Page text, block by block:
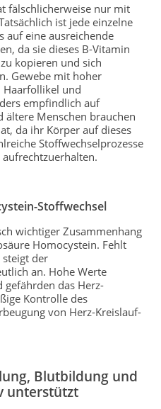
fälschlicherweise nur mit
ist jede einzelne
auf eine ausreichende
da sie dieses B-Vitamin
kopieren und sich
Gewebe mit hoher
Haarfollikel und
empfindlich auf
ältere Menschen brauchen
da ihr Körper auf dieses
Stoffwechselprozesse
Stoffwechsel
wichtiger Zusammenhang
Homocystein. Fehlt
steigt der
an. Hohe Werte
gefährden das Herz-
Kontrolle des
von Herz-Kreislauf-
Blutbildung und
unterstützt